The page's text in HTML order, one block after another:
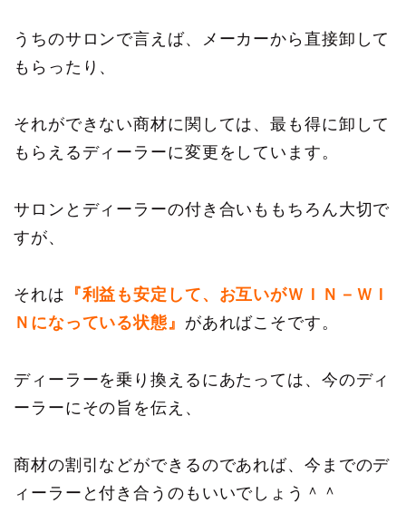
うちのサロンで言えば、メーカーから直接卸して
もらったり、
それができない商材に関しては、最も得に卸して
もらえるディーラーに変更をしています。
サロンとディーラーの付き合いももちろん大切で
すが、
それは 『利益も安定して、お互いがＷＩＮ－ＷＩ
Ｎになっている状態』 があればこそです。
ディーラーを乗り換えるにあたっては、今のディ
ーラーにその旨を伝え、
商材の割引などができるのであれば、今までのデ
ィーラーと付き合うのもいいでしょう＾＾